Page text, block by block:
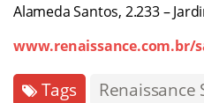
Alameda Santos, 2.233 –
www.renaissance.com.br/
Tags
Renaissance